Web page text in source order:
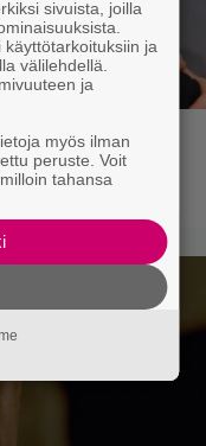
kuva –
sivuista, joilla
ja
välilehdellä.
ja
myös ilman
peruste. Voit
tahansa